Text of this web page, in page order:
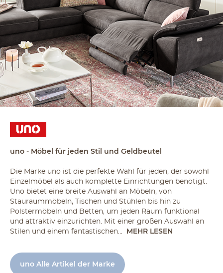
uno - Möbel für jeden Stil und Geldbeutel
Die Marke uno ist die perfekte Wahl für jeden, der sowohl
Einzelmöbel als auch komplette Einrichtungen benötigt.
Uno bietet eine breite Auswahl an Möbeln, von
Stauraummöbeln, Tischen und Stühlen bis hin zu
Polstermöbeln und Betten, um jeden Raum funktional
und attraktiv einzurichten. Mit einer großen Auswahl an
Stilen und einem fantastischen...
MEHR LESEN
uno Alle Artikel der Marke